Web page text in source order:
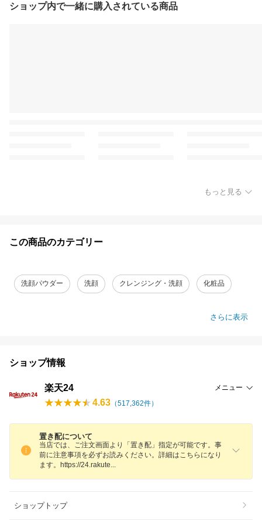
ショップ内で一緒に購入されている商品
もっと見る
この商品のカテゴリー
洗顔パウダー 洗顔 クレンジング・洗顔 化粧品
さらに表示
ショップ情報
楽天24 メニュー
4.63 （517,362件）
置き配について
当店では、ご注文画面より「置き配」指定が可能です。事
前に注意事項を必ずお読みください。詳細はこちらになり
ます。https://24.rakute
ショップトップ